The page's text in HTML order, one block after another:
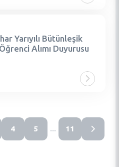
Yarıyılı Bütünleşik
Alımı Duyurusu
4 5 ... 11